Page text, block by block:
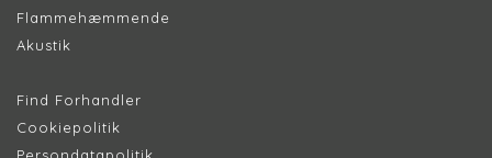
Flammehæmmende
Akustik
Find Forhandler
Cookiepolitik